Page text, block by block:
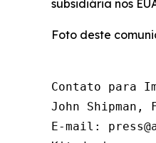
subsidiária nos
Foto deste
Contato para
John Shipman,
E-mail: